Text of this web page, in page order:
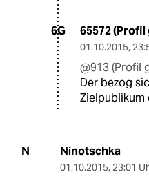
6G 65572
01.10.2015,
@913 (Profil
Der bezog
Zielpublikum
N Ninotschka
01.10.2015, 23:01